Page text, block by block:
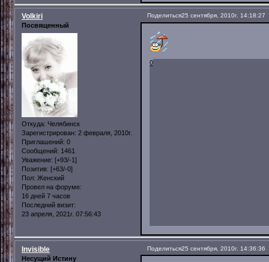
Поделиться25 сентября, 2010г. 14:18:27
Volkiri
Посвященный
Откуда: Челябинск
Зарегистрирован: 2 февраля, 2010г.
Приглашений: 0
Сообщений: 1461
Уважение: [+93/-1]
Позитив: [+63/-0]
Пол: Женский
Провел на форуме:
16 дней 7 часов
Последний визит:
23 апреля, 2021г. 07:56:43
0
Поделиться25 сентября, 2010г. 14:36:36
Invisible
Несущий Истину